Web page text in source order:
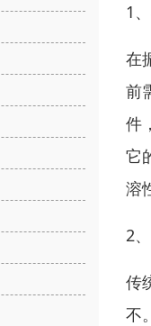
1
在
前
件
它
溶
2
传
不